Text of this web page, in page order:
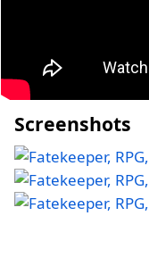
Screenshots